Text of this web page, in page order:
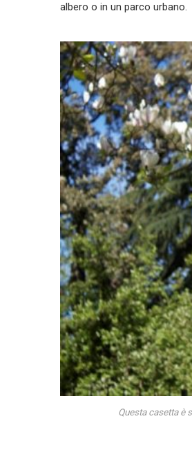
albero o in un parco urbano.
Questa casetta è